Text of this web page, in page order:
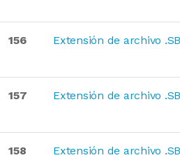
156 Extensión de archivo
157 Extensión de archivo
158 Extensión de archivo